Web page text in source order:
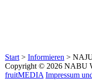
Start > Informieren >
Copyright © 2026 NABU
fruitMEDIA Impressum